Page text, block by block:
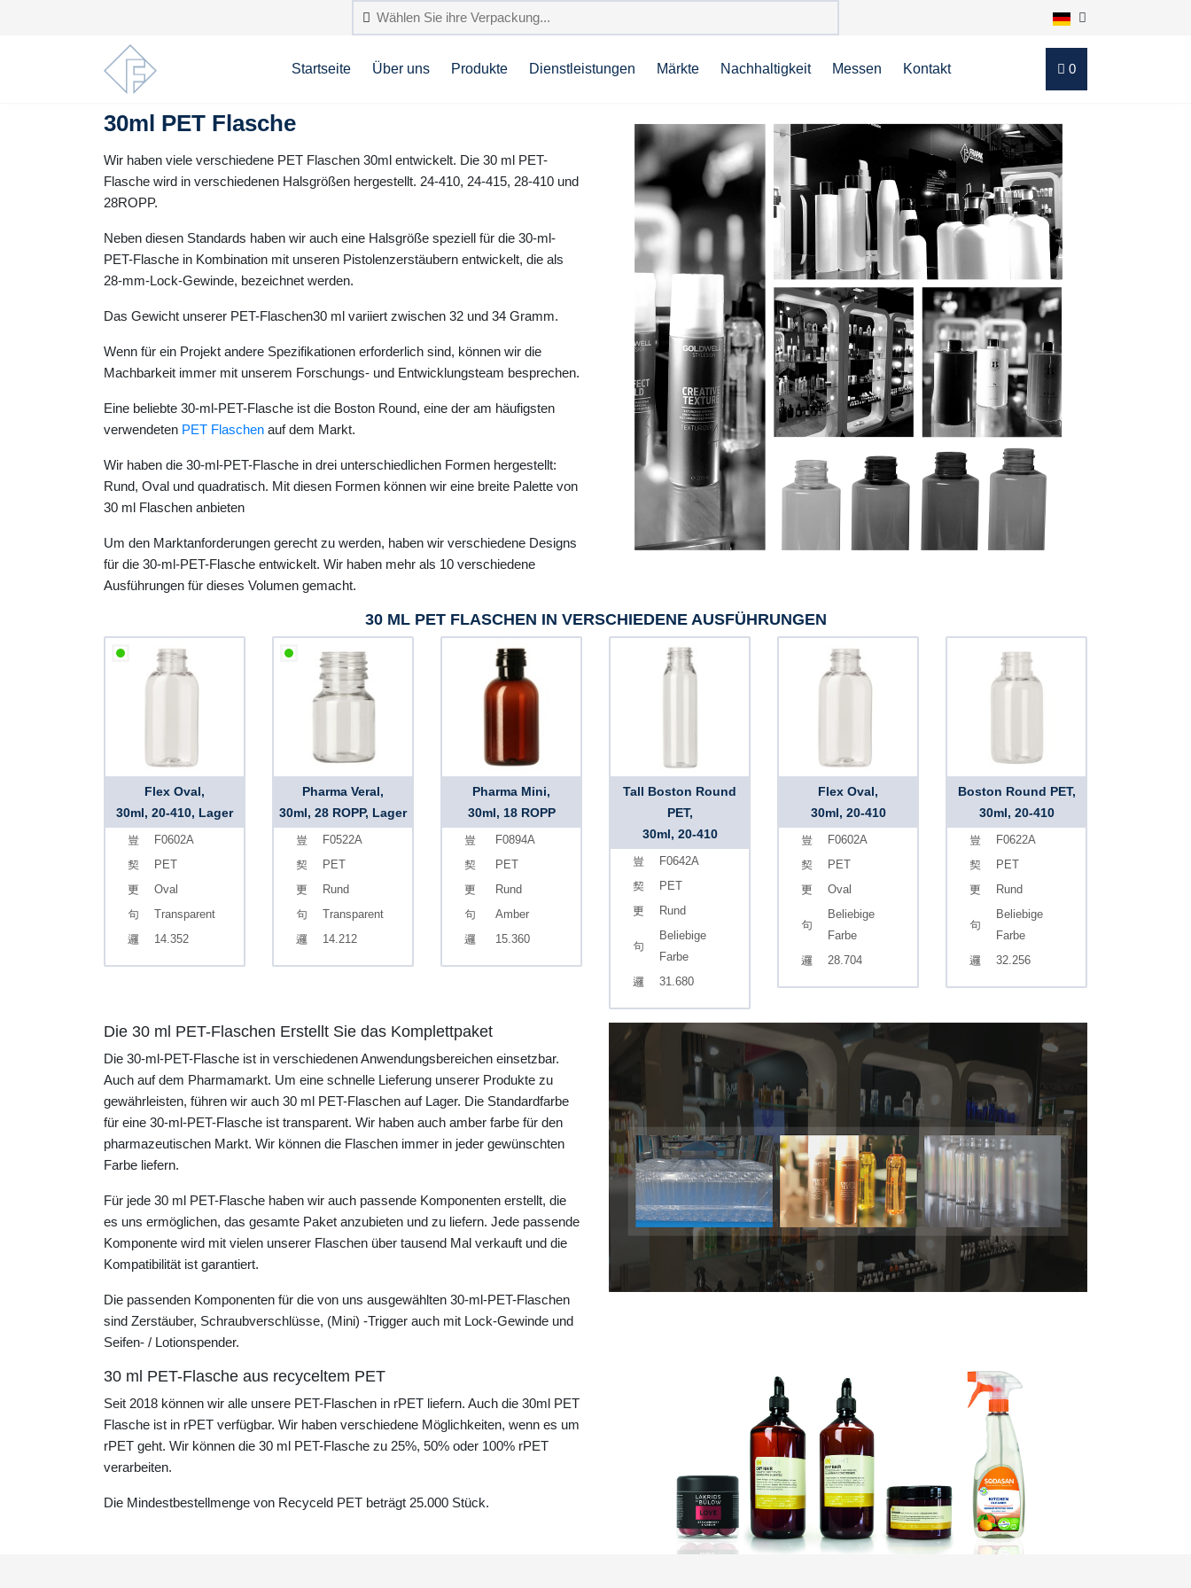
Startseite Über uns Produkte Dienstleistungen Märkte Nachhaltigkeit Messen Kontakt 0
30ml PET Flasche
Wir haben viele verschiedene PET Flaschen 30ml entwickelt. Die 30 ml PET-
Flasche wird in verschiedenen Halsgrößen hergestellt. 24-410, 24-415, 28-410 und
28ROPP.
Neben diesen Standards haben wir auch eine Halsgröße speziell für die 30-ml-
PET-Flasche in Kombination mit unseren Pistolenzerstäubern entwickelt, die als
28-mm-Lock-Gewinde, bezeichnet werden.
Das Gewicht unserer PET-Flaschen30 ml variiert zwischen 32 und 34 Gramm.
Wenn für ein Projekt andere Spezifikationen erforderlich sind, können wir die
Machbarkeit immer mit unserem Forschungs- und Entwicklungsteam besprechen.
Eine beliebte 30-ml-PET-Flasche ist die Boston Round, eine der am häufigsten
verwendeten PET Flaschen auf dem Markt.
Wir haben die 30-ml-PET-Flasche in drei unterschiedlichen Formen hergestellt:
Rund, Oval und quadratisch. Mit diesen Formen können wir eine breite Palette von
30 ml Flaschen anbieten
Um den Marktanforderungen gerecht zu werden, haben wir verschiedene Designs
für die 30-ml-PET-Flasche entwickelt. Wir haben mehr als 10 verschiedene
Ausführungen für dieses Volumen gemacht.
30 ML PET FLASCHEN IN VERSCHIEDENE AUSFÜHRUNGEN
Flex Oval,
30ml, 20-410, Lager
F0602A
PET
Oval
Transparent
14.352
Pharma Veral,
30ml, 28 ROPP, Lager
F0522A
PET
Rund
Transparent
14.212
Pharma Mini,
30ml, 18 ROPP
F0894A
PET
Rund
Amber
15.360
Tall Boston Round
PET,
30ml, 20-410
F0642A
PET
Rund
Beliebige
Farbe
31.680
Flex Oval,
30ml, 20-410
F0602A
PET
Oval
Beliebige
Farbe
28.704
Boston Round PET,
30ml, 20-410
F0622A
PET
Rund
Beliebige
Farbe
32.256
Die 30 ml PET-Flaschen Erstellt Sie das Komplettpaket
Die 30-ml-PET-Flasche ist in verschiedenen Anwendungsbereichen einsetzbar.
Auch auf dem Pharmamarkt. Um eine schnelle Lieferung unserer Produkte zu
gewährleisten, führen wir auch 30 ml PET-Flaschen auf Lager. Die Standardfarbe
für eine 30-ml-PET-Flasche ist transparent. Wir haben auch amber farbe für den
pharmazeutischen Markt. Wir können die Flaschen immer in jeder gewünschten
Farbe liefern.
Für jede 30 ml PET-Flasche haben wir auch passende Komponenten erstellt, die
es uns ermöglichen, das gesamte Paket anzubieten und zu liefern. Jede passende
Komponente wird mit vielen unserer Flaschen über tausend Mal verkauft und die
Kompatibilität ist garantiert.
Die passenden Komponenten für die von uns ausgewählten 30-ml-PET-Flaschen
sind Zerstäuber, Schraubverschlüsse, (Mini) -Trigger auch mit Lock-Gewinde und
Seifen- / Lotionspender.
30 ml PET-Flasche aus recyceltem PET
Seit 2018 können wir alle unsere PET-Flaschen in rPET liefern. Auch die 30ml PET
Flasche ist in rPET verfügbar. Wir haben verschiedene Möglichkeiten, wenn es um
rPET geht. Wir können die 30 ml PET-Flasche zu 25%, 50% oder 100% rPET
verarbeiten.
Die Mindestbestellmenge von Recyceld PET beträgt 25.000 Stück.